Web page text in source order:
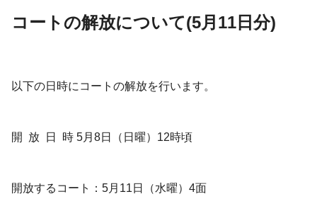
コートの解放について(5月11日分)
以下の日時にコートの解放を行います。
開 放 日 時 5月8日（日曜）12時頃
開放するコート：5月11日（水曜）4面